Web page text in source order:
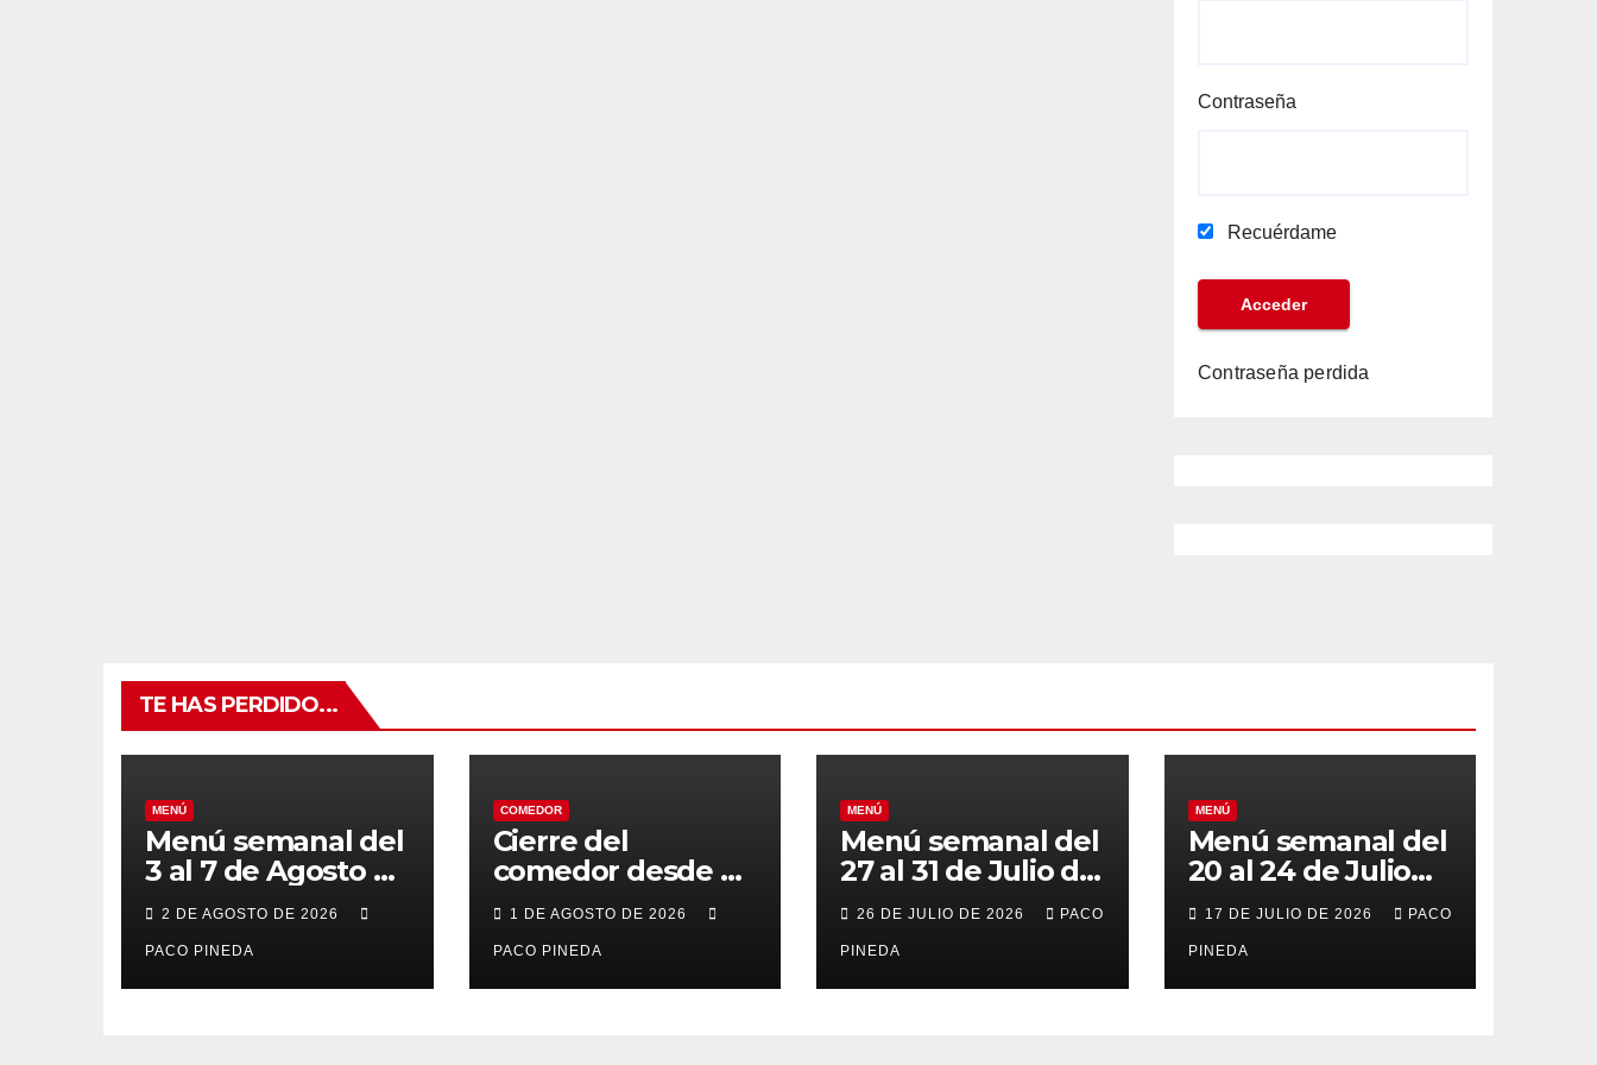
Contraseña
Recuérdame
Contraseña perdida
TE HAS PERDIDO...
MENÚ
Menú semanal del
3 al 7 de Agosto de
2026
2 DE AGOSTO DE 2026
PACO PINEDA
COMEDOR
Cierre del
comedor desde el
7 al 21 de Agosto
por vacaciones
1 DE AGOSTO DE 2026
PACO PINEDA
MENÚ
Menú semanal del
27 al 31 de Julio de
2026
26 DE JULIO DE 2026 PACO
PINEDA
MENÚ
Menú semanal del
20 al 24 de Julio
de 2026
17 DE JULIO DE 2026 PACO
PINEDA